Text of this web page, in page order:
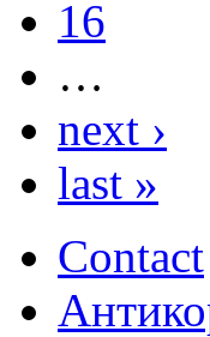
16
…
next ›
last »
Contact